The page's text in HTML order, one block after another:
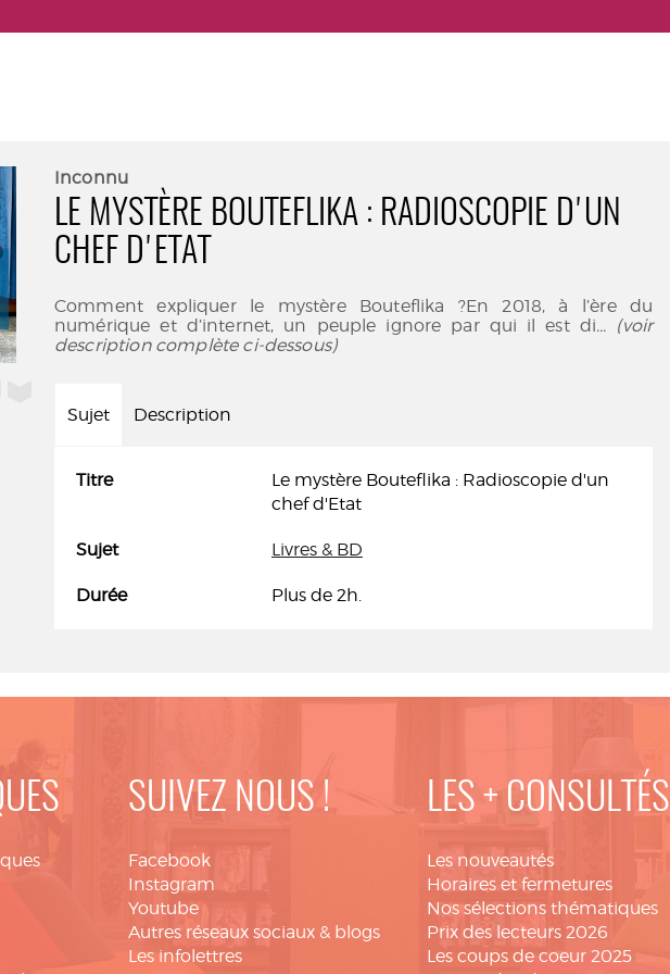
Inconnu
LE MYSTÈRE BOUTEFLIKA : RADIOSCOPIE D'UN
CHEF D'ETAT
Comment expliquer le mystère Bouteflika ?En 2018, à l’ère du
numérique et d’internet, un peuple ignore par qui il est di... (voir
description complète ci-dessous)
Sujet Description
Titre
Le mystère Bouteflika : Radioscopie d'un
chef d'Etat
Sujet Livres & BD
Durée Plus de 2h.
SUIVEZ NOUS !
Facebook
Instagram
Youtube
Autres réseaux sociaux & blogs
Les infolettres
LES + CONSULTÉS
Les nouveautés
Horaires et fermetures
Nos sélections thématiques
Prix des lecteurs 2026
Les coups de coeur 2025